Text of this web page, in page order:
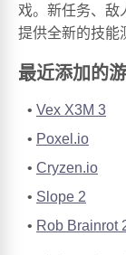
戏。新任务、敌
提供全新的技能
最近添加的
Vex X3M 3
Poxel.io
Cryzen.io
Slope 2
Rob Brainrot